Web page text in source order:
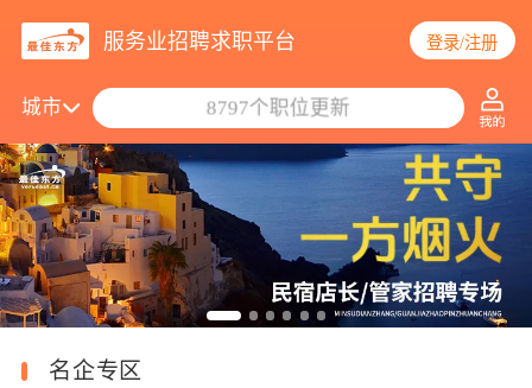
服务业招聘求职平台 登录/注册
城市
8797个职位更新
名企专区